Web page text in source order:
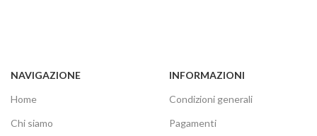
NAVIGAZIONE
Home
Chi siamo
INFORMAZIONI
Condizioni generali
Pagamenti